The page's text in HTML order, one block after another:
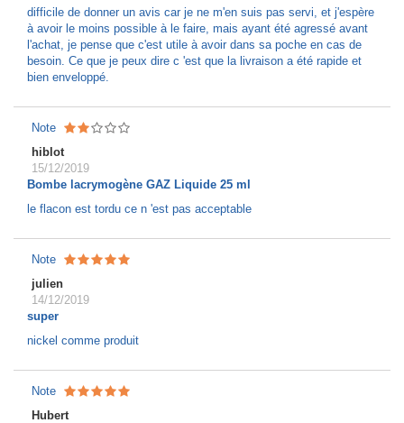
difficile de donner un avis car je ne m'en suis pas servi, et j'espère
à avoir le moins possible à le faire, mais ayant été agressé avant
l'achat, je pense que c'est utile à avoir dans sa poche en cas de
besoin. Ce que je peux dire c 'est que la livraison a été rapide et
bien enveloppé.
Note
hiblot
15/12/2019
Bombe lacrymogène GAZ Liquide 25 ml
le flacon est tordu ce n 'est pas acceptable
Note
julien
14/12/2019
super
nickel comme produit
Note
Hubert